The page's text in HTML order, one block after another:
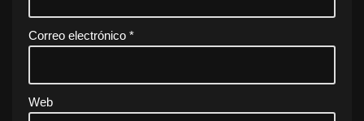
Correo electrónico *
Web